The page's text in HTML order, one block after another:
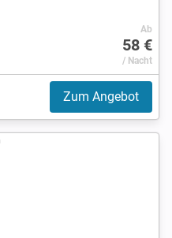
Ab
58 €
/ Nacht
Zum Angebot